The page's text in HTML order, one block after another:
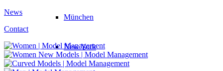
München
New York
News
Contact